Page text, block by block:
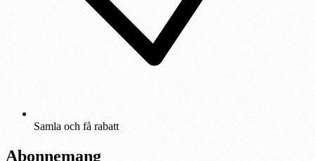
Samla och få rabatt
Abonnemang